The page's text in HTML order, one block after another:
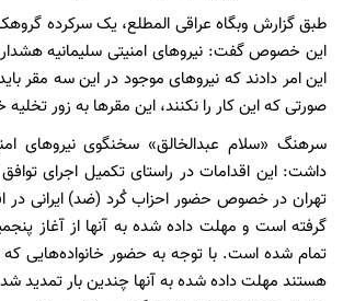
طبق گزارش وبگاه عراقی المطلع، یک سرکرده
این خصوص گفت: نیروهای امنیتی سلیمانیه
این امر دادند که نیروهای موجود در این سه مقر
صورتی که این کار را نکنند، این مقرها به زور
سرهنگ «سلام عبدالخالق» سخنگوی نیروهای
داشت: این اقدامات در راستای تکمیل اجرای توافق
تهران در خصوص حضور احزاب ک‍ُرد (ضد) ایرانی در
گرفته است و مهلت داده شده به آنها از آغاز
تمام شده است. با توجه به حضور خانواده‌هایی
هستند مهلت داده شده به آنها چندین بار تمدید